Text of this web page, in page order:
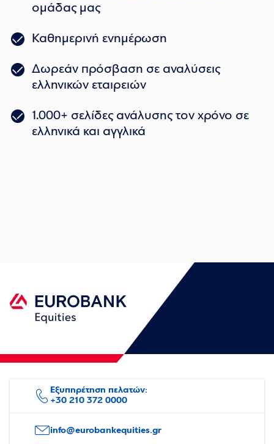
ομάδας μας
Καθημερινή ενημέρωση
Δωρεάν πρόσβαση σε αναλύσεις
ελληνικών εταιρειών
1.000+ σελίδες ανάλυσης τον χρόνο σε
ελληνικά και αγγλικά
Εξυπηρέτηση πελατών:
+30 210 372 0000
info@eurobankequities.gr